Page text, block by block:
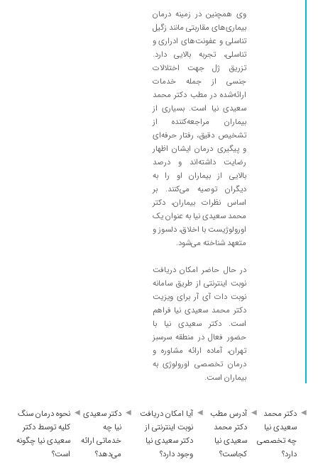
گیرکردن سنگ داخل مجاری
بسیار دکتر مودب و به روز هستند.
بسیار حاذق وتوانا
دکتر خوب و مهربان هستن. عجول نیست.میتونی
راحت سوال کنی. از همین سایت هم نوبت گرفتم
خیلی راحت بود
آقای دکتر بسیار مهربان و صبور هستن به بیمار
خوب توضیح میدهند و تشخیص دقیقی دارن خدا
خیرشون بده
سلام دکتر فوق العاده و با حوصله ای هستند من
مشکل درد بیضه داشتم با حوصله معاینه و تشخیص
عالی دادند با مکملی که دادند مشکلم کامل حل شد
ممنونم
بسیار خوش احلاق و حاذق در تشخیص و جراحی
عدم رضایت
به لحاظ تحصصی مناسب بود منتها به لحاظ نوبت
دهی نامنظم و با تاخیر زیاد
بسیار کاربلد و عالی بود زود انزالی و عدم نعوظ
داشتم که خیلی سریع درمان شدم دعا میکنم هر جا
باشن خدا بهشون سلامتی بده زندگی رو به من
برگردوندن
دکتر با سونو آزمایشی که برام نوشتن درمان شدم
خیلی خوب ۱۴۰۴/۰۴/۳۱
سلام اقادکترعالی
وی همچنین در زمینه درمان
بیماری‌های مقاربتی مانند زگیل
تناسلی و عفونت‌های ادراری و
تناسلی، تجربه بالایی دارد.
تزریق ژل جهت اختلالات
جنسی از جمله خدمات
ارائه‌شده در مطب دکتر محمد
سعیدی نیا است. بسیاری از
بیماران مراجعه‌کننده از
تشخیص دقیق، رفتار حرفه‌ای
و پیگیری درمان ایشان اظهار
رضایت داشته‌اند و درصد
بالایی از بیماران او را به
دیگران توصیه می‌کنند. بر
اساس نظرات بیماران، دکتر
محمد سعیدی نیا به عنوان یک
اورولوژیست با اخلاق، دلسوز و
متعهد شناخته می‌شود.
در حال حاضر امکان دریافت
نوبت اینترنتی از طریق سامانه
نوبت دات آی آر برای ویزیت
دکتر محمد سعیدی نیا فراهم
است. دکتر سعیدی نیا با
حضور فعال در منطقه سرسبز
تهران، آماده ارائه مشاوره و
درمان تخصصی اورولوژی به
بیماران است.
دکتر محمد
سعیدی نیا
چه تخصصی
دارد؟
آدرس مطب
دکتر محمد
سعیدی نیا
کجاست؟
آیا امکان دریافت
نوبت اینترنتی از
دکتر سعیدی نیا
وجود دارد؟
دکتر سعیدی
نیا چه
خدماتی ارائه
می‌دهد؟
نحوه درمان سنگ
کلیه توسط دکتر
سعیدی نیا چگونه
است؟